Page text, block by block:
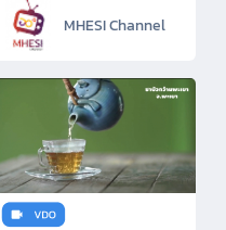
MHESI Channel